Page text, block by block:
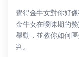
覺得金牛女對你好
金牛女在曖昧期的
舉動，並教你如何
判。